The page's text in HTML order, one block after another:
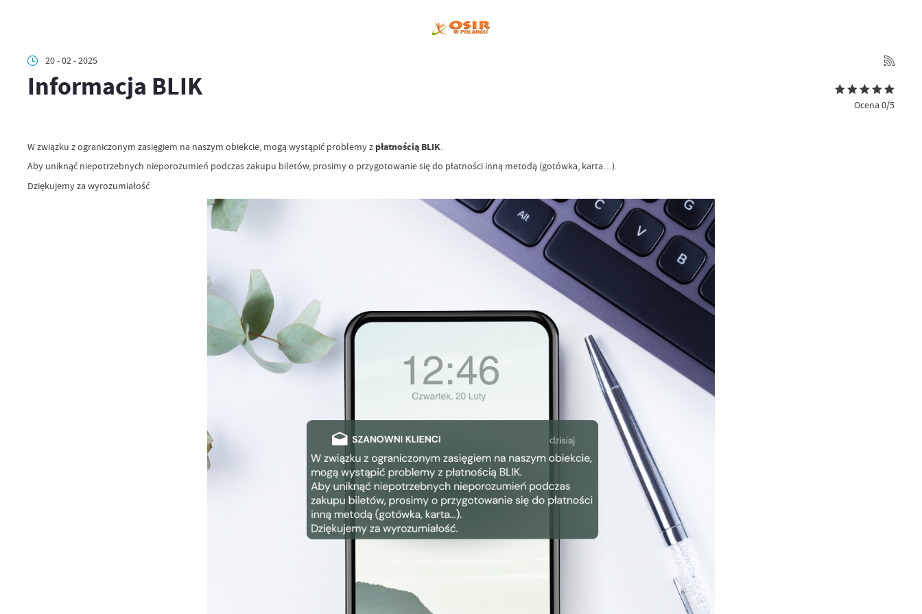
20 - 02 - 2025
Informacja BLIK
Ocena 0/5
W związku z ograniczonym zasięgiem na naszym obiekcie, mogą wystąpić problemy z płatnością BLIK.
Aby uniknąć niepotrzebnych nieporozumień podczas zakupu biletów, prosimyo przygotowanie się do płatności inną metodą (gotówka, karta…).
Dziękujemy za wyrozumiałość